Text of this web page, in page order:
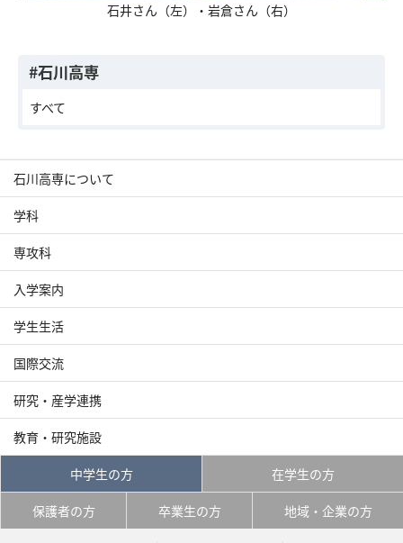
石井さん（左）・岩倉さん（右）
#石川高専
すべて
石川高専について
学科
専攻科
入学案内
学生生活
国際交流
研究・産学連携
教育・研究施設
中学生の方 在学生の方
保護者の方 卒業生の方 地域・企業の方